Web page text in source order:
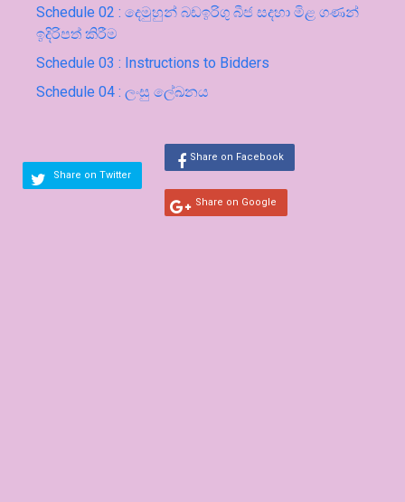
Schedule 02 : දෙමුහුන් බඩඉරිගු බීජ සදහා මිළ ගණන්
ඉදිරිපත් කිරීම
Schedule 03 : Instructions to Bidders
Schedule 04 : ලංසු ලේඛනය
Share on Twitter
Share on Facebook
Share on Google